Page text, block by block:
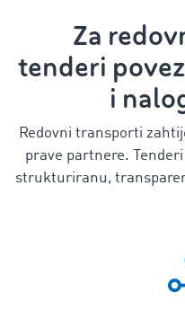
Za
tenderi
i
Redovni transporti
prave partnere.
strukturiranu,